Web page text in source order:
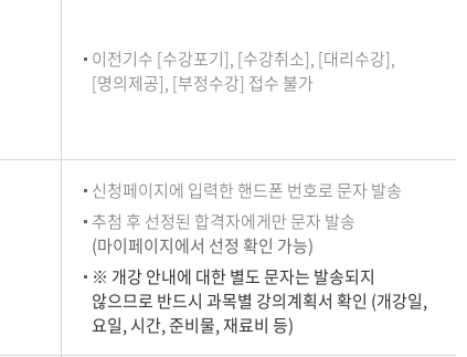
이전기수 [수강포기], [수강취소], [대리수강],
[명의제공], [부정수강] 접수 불가
신청페이지에 입력한 핸드폰 번호로 문자 발송
추첨 후 선정된 합격자에게만 문자 발송
(마이페이지에서 선정 확인 가능)
※ 개강 안내에 대한 별도 문자는 발송되지
않으므로 반드시 과목별 강의계획서 확인 (개강일,
요일, 시간, 준비물, 재료비 등)